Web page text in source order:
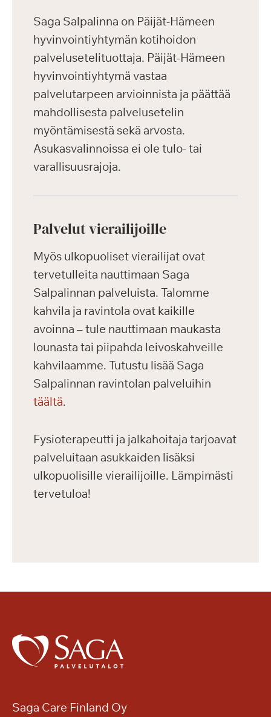
Saga Salpalinna on Päijät-Hämeen
hyvinvointiyhtymän kotihoidon
palvelusetelituottaja. Päijät-Hämeen
hyvinvointiyhtymä vastaa
palvelutarpeen arvioinnista ja päättää
mahdollisesta palvelusetelin
myöntämisestä sekä arvosta.
Asukasvalinnoissa ei ole tulo- tai
varallisuusrajoja.
Palvelut vierailijoille
Myös ulkopuoliset vierailijat ovat
tervetulleita nauttimaan Saga
Salpalinnan palveluista. Talomme
kahvila ja ravintola ovat kaikille
avoinna – tule nauttimaan maukasta
lounasta tai piipahda leivoskahveille
kahvilaamme. Tutustu lisää Saga
Salpalinnan ravintolan palveluihin
täältä.
Fysioterapeutti ja jalkahoitaja tarjoavat
palveluitaan asukkaiden lisäksi
ulkopuolisille vierailijoille. Lämpimästi
tervetuloa!
Saga Care Finland Oy